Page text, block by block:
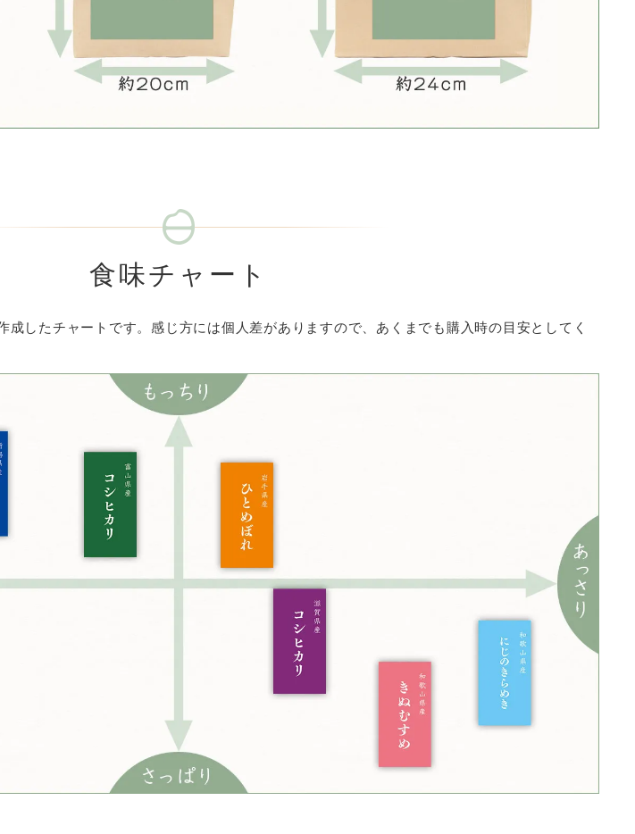
食味チャート
成したチャートです。感じ方には個人差がありますので、あくまでも購入時の目安としてく